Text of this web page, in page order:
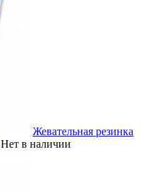
Жевательная резинка
Нет в наличии